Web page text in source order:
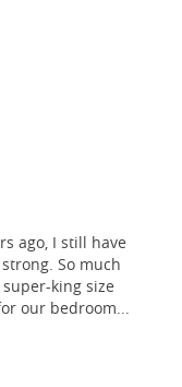
ago, I still have
So much
king size
our bedroom...